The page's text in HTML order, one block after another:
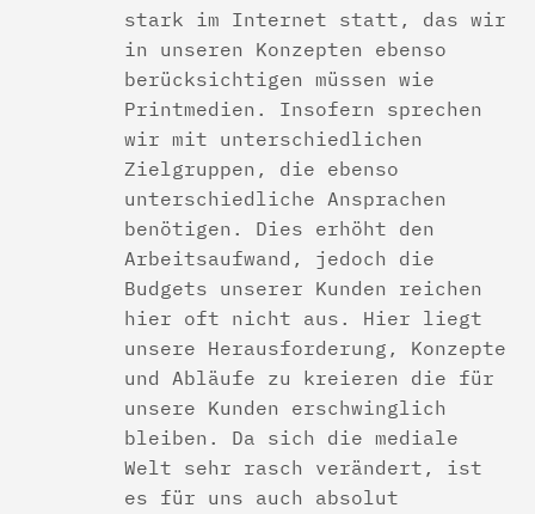
stark im Internet statt, das wir
in unseren Konzepten ebenso
berücksichtigen müssen wie
Printmedien. Insofern sprechen
wir mit unterschiedlichen
Zielgruppen, die ebenso
unterschiedliche Ansprachen
benötigen. Dies erhöht den
Arbeitsaufwand, jedoch die
Budgets unserer Kunden reichen
hier oft nicht aus. Hier liegt
unsere Herausforderung, Konzepte
und Abläufe zu kreieren die für
unsere Kunden erschwinglich
bleiben. Da sich die mediale
Welt sehr rasch verändert, ist
es für uns auch absolut